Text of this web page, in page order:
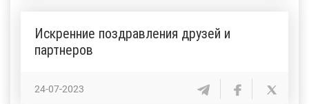
Искренние поздравления друзей и
партнеров
24-07-2023